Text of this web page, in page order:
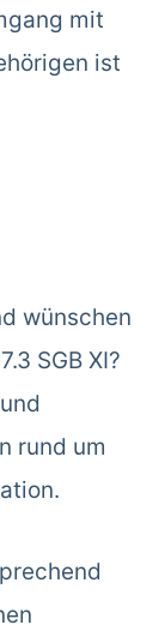
mit
ist
wünschen
SGB XI?
rund um